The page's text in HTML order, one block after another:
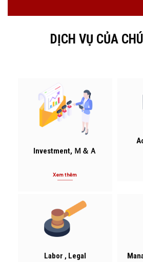
DỊCH VỤ CỦA
Investment, Ｍ＆Ａ
Xem thêm
Labor , Legal